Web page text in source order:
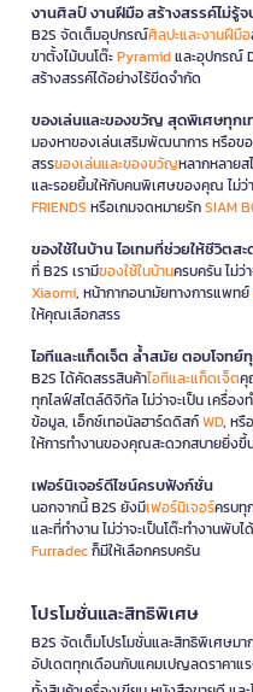
งานศิลป์ งานฝีมือ สร้างสรรค์ไม่รู้จ
B2S จัดเต็มอุปกรณ์ศิลปะและงานฝีมือ
ขาตั้งไม้บนโต๊ะPyramidและอุปกรณ์
สร้างสรรค์ได้อย่างไร้ขีดจำกัด
ของเล่นและของขวัญ สุดพิเศษทุกเ
มองหาของเล่นเสริมพัฒนาการ หรือข
สรรของเล่นและของขวัญหลากหลายส
และรอยยิ้มให้กับคนพิเศษของคุณ ไม่ว่
FRIENDS หรือเกมจดหมายรักSIAM
ของใช้ในบ้าน ไอเทมที่ช่วยให้ชีวิตส
ที่ B2S เรามีของใช้ในบ้านครบครัน ไม่ว่
Xiaomi, หน้ากากอนามัยทางการแพทย์
ให้คุณเลือกสรร
ไอทีและแก็ดเจ็ต ล้ำสมัย ตอบโจทย์
B2S ได้คัดสรรสินค้าไอทีและแก็ดเจ็ตคุ
ทุกไลฟ์สไตล์ดิจิทัล ไม่ว่าจะเป็น เครื่อง
ข้อมูล, เอ็กซ์เทอนัลฮาร์ดดิสก์WD, หรื
ให้การทำงานของคุณสะดวกสบายยิ่งขึ้
เฟอร์นิเจอร์ดีไซน์ครบฟังก์ชั่น
นอกจากนี้ B2S ยังมีเฟอร์นิเจอร์ครบทุ
และที่ทำงาน ไม่ว่าจะเป็นโต๊ะทำงานพับ
Furradecก็มีให้เลือกครบครัน
โปรโมชั่นและสิทธิพิเศษ
B2S จัดเต็มโปรโมชั่นและสิทธิพิเศษม
อัปเดตทุกเดือนกับแคมเปญลดราคาแ